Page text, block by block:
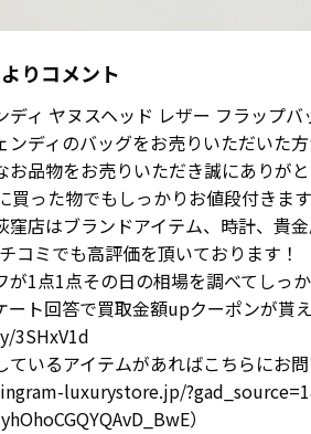
りコメント
ディ ヤヌスヘッド レザー フラップバ
ンディのバッグをお売りいただいた方
お品物をお売りいただき誠にありがと
買った物でもしっかりお値段付きま
窪店はブランドアイテム、時計、貴
コミでも高評価を頂いております！
が1点1点その日の相場を調べてしっ
ート回答で買取金額upクーポンが貰
3SHxV1d
ているアイテムがあればこちらにお
luxurystore.jp/
）